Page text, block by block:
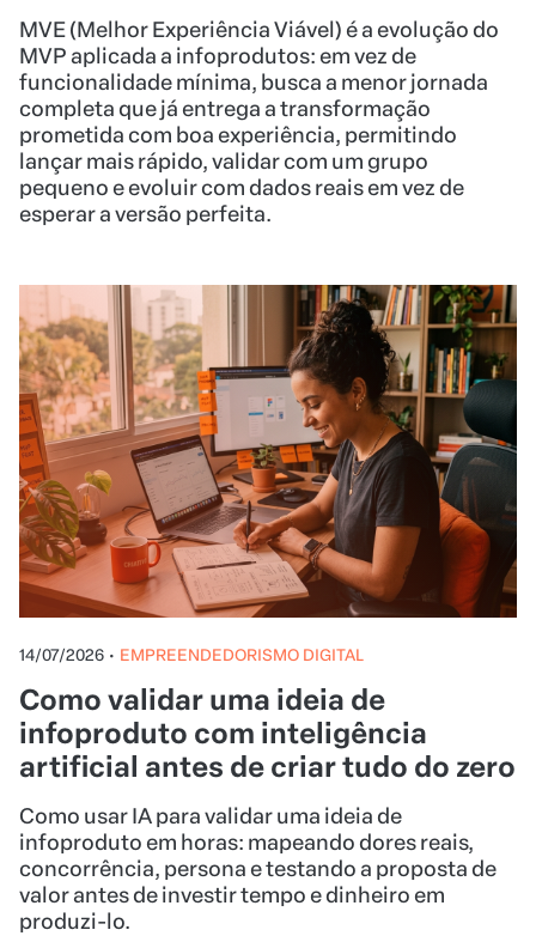
MVE (Melhor Experiência Viável) é a evolução do
MVP aplicada a infoprodutos: em vez de
funcionalidade mínima, busca a menor jornada
completa que já entrega a transformação
prometida com boa experiência, permitindo
lançar mais rápido, validar com um grupo
pequeno e evoluir com dados reais em vez de
esperar a versão perfeita.
14/07/2026 • EMPREENDEDORISMO DIGITAL
Como validar uma ideia de
infoproduto com inteligência
artificial antes de criar tudo do zero
Como usar IA para validar uma ideia de
infoproduto em horas: mapeando dores reais,
concorrência, persona e testando a proposta de
valor antes de investir tempo e dinheiro em
produzi-lo.